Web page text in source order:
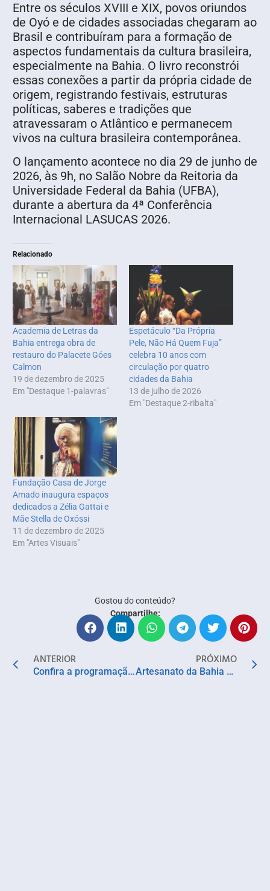
Entre os séculos XVIII e XIX, povos oriundos
de Oyó e de cidades associadas chegaram ao
Brasil e contribuíram para a formação de
aspectos fundamentais da cultura brasileira,
especialmente na Bahia. O livro reconstrói
essas conexões a partir da própria cidade de
origem, registrando festivais, estruturas
políticas, saberes e tradições que
atravessaram o Atlântico e permanecem
vivos na cultura brasileira contemporânea.
O lançamento acontece no dia 29 de junho de
2026, às 9h, no Salão Nobre da Reitoria da
Universidade Federal da Bahia (UFBA),
durante a abertura da 4ª Conferência
Internacional LASUCAS 2026.
Relacionado
Academia de Letras da
Bahia entrega obra de
restauro do Palacete Góes
Calmon
19 de dezembro de 2025
Em "Destaque 1-palavras"
Espetáculo “Da Própria
Pele, Não Há Quem Fuja”
celebra 10 anos com
circulação por quatro
cidades da Bahia
13 de julho de 2026
Em "Destaque 2-ribalta"
Fundação Casa de Jorge
Amado inaugura espaços
dedicados a Zélia Gattai e
Mãe Stella de Oxóssi
11 de dezembro de 2025
Em "Artes Visuais"
Gostou do conteúdo?
Compartilhe:
ANTERIOR
Confira a programação da Estação Rubi – Parte II, agosto e setembro de 2026
PRÓXIMO
Artesanato da Bahia ganha destaque na capa da Vogue e reforça força da moda autoral brasileira